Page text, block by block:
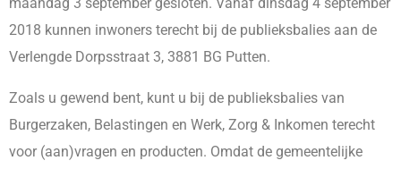
2018 kunnen inwoners terecht bij de publieksbalies aan de
Verlengde Dorpsstraat 3, 3881 BG Putten.
Zoals u gewend bent, kunt u bij de publieksbalies van
Burgerzaken, Belastingen en Werk, Zorg & Inkomen terecht
voor (aan)vragen en producten. Omdat de gemeentelijke